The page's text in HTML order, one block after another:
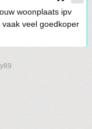
woonplaats ipv
veel goedkoper